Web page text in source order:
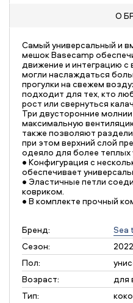
О
Самый универсальный и
мешок Basecamp
движение и интеграцию
могли наслаждаться
прогулки на свежем
подходит для тех, кто
рост или свернуться
Три двусторонние
максимальную
также позволяют
при этом верхний слой
одеяло для более теплых
• Конфигурация с
обеспечивает
• Эластичные петли
ковриком.
• В комплекте прочный
Бренд:
Sea
Сезон:
2022
Пол:
Возраст:
для
Тип: